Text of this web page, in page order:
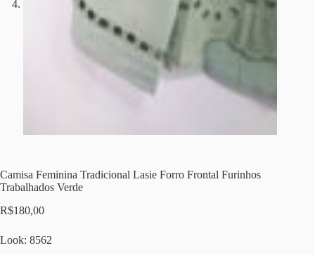
Camisa Feminina Tradicional Lasie Forro Frontal Furinhos
Trabalhados Verde
R$180,00
Look: 8562